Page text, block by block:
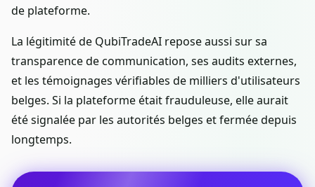
de plateforme.
La légitimité de QubiTradeAI repose aussi sur sa
transparence de communication, ses audits externes,
et les témoignages vérifiables de milliers d'utilisateurs
belges. Si la plateforme était frauduleuse, elle aurait
été signalée par les autorités belges et fermée depuis
longtemps.